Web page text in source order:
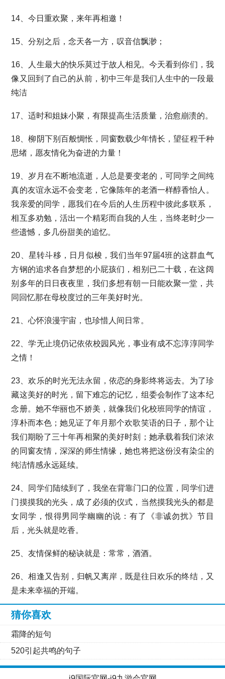
14、今日重欢聚，来年再相邀！
15、分别之后，念天各一方，叹音信飘渺；
16、人生最大的快乐莫过于故人相见。今天看到你们，我
像又回到了自己的从前，初中三年是我们人生中的一段最
纯洁
17、适时和姐妹小聚，有限提高生活质量，治愈崩溃的。
18、柳阴下别百般惆怅，同窗数载少年情长，望征程千种
思绪，愿友情化为奋进的力量！
19、岁月在不断地流逝，人总是要变老的，可同学之间纯
真的友谊永远不会变老，它像陈年的老酒一样醇香怡人。
我亲爱的同学，愿我们在今后的人生历程中彼此多联系，
相互多劝勉，活出一个精彩而自我的人生，当终老时少一
些遗憾，多几份甜美的追忆。
20、星转斗移，日月似梭，我们当年97届4班的这群血气
方钢的追求各自梦想的小屁孩们，相别已二十载，在这阔
别多年的日日夜夜里，我们多想有朝一日能欢聚一堂，共
同回忆那在母校度过的三年美好时光。
21、心怀浪漫宇宙，也珍惜人间日常。
22、学无止境仍记依依校园风光，事业有成不忘淳淳同学
之情！
23、欢乐的时光无法永留，依恋的身影终将远去。为了珍
藏这美好的时光，留下难忘的记忆，组委会制作了这本纪
念册。她不华丽也不娇美，就像我们化校班同学的情谊，
淳朴而本色；她见证了年月那个欢歌笑语的日子，那个让
我们期盼了三十年再相聚的美好时刻；她承载着我们浓浓
的同窗友情，深深的师生情缘，她也将把这份没有染尘的
纯洁情感永远延续。
24、同学们陆续到了，我坐在背靠门口的位置，同学们进
门摸摸我的光头，成了必须的仪式，当然摸我光头的都是
女同学，恨得男同学幽幽的说：有了《非诚勿扰》节目
后，光头就是吃香。
25、友情保鲜的秘诀就是：常常，酒酒。
26、相逢又告别，归帆又离岸，既是往日欢乐的终结，又
是未来幸福的开端。
猜你喜欢
霜降的短句
520引起共鸣的句子